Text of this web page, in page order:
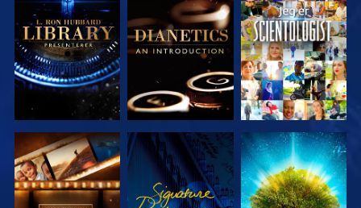
UTFORSK
SERIEN
UTFORSK
SERIEN
SE
UTFORSK
SERIEN
SE
UTFORSK
SERIEN